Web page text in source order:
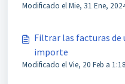
Modificado el Mie, 31 Ene,
Filtrar las facturas de
importe
Modificado el Vie, 20 Feb a